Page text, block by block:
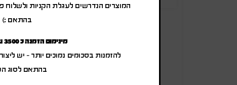
₪14.40
-
₪12.00
כבל
המוצרים הנדרשים לעגלת הקניות ולשלוח
בהתאם :)
מינימום הזמנה כ 3500 ש"ח + מע"מ
להזמנות בסכומים נמוכים יותר – יש
בהתאם לסוג